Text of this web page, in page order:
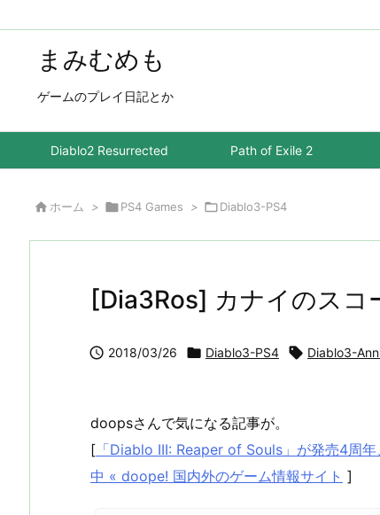
まみむめも
ゲームのプレイ日記とか
Diablo2 Resurrected Path of Exile 2
 ホーム > PS4 Games > Diablo3-PS4
[Dia3Ros] カナイのスコ
 2018/03/26  Diablo3-PS4  Diablo3-
doopsさんで気になる記事が。
[ 「Diablo III: Reaper of Souls」が発売4周
中 « doope! 国内外のゲーム情報サイト ]